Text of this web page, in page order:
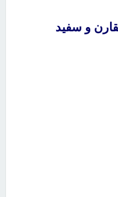
و سفید